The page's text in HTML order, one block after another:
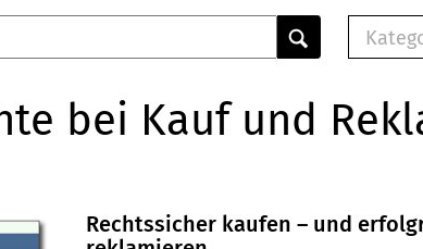
E-
bei Kauf und
Rechtssicher kaufen – und